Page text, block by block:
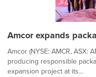
Amcor expands
Amcor (NYSE: AMCR, ASX:
producing responsible
expansion project at its...